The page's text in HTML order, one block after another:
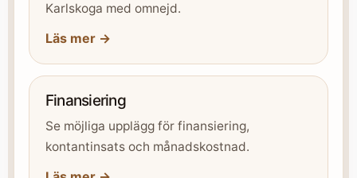
Karlskoga med omnejd.
Läs mer →
Finansiering
Se möjliga upplägg för finansiering,
kontantinsats och månadskostnad.